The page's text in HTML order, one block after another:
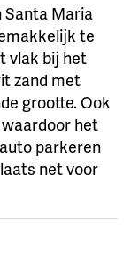
Santa Maria
te
vlak bij het
zand met
grootte. Ook
waardoor het
parkeren
net voor